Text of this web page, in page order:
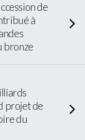
de
à
bronze
projet de
du